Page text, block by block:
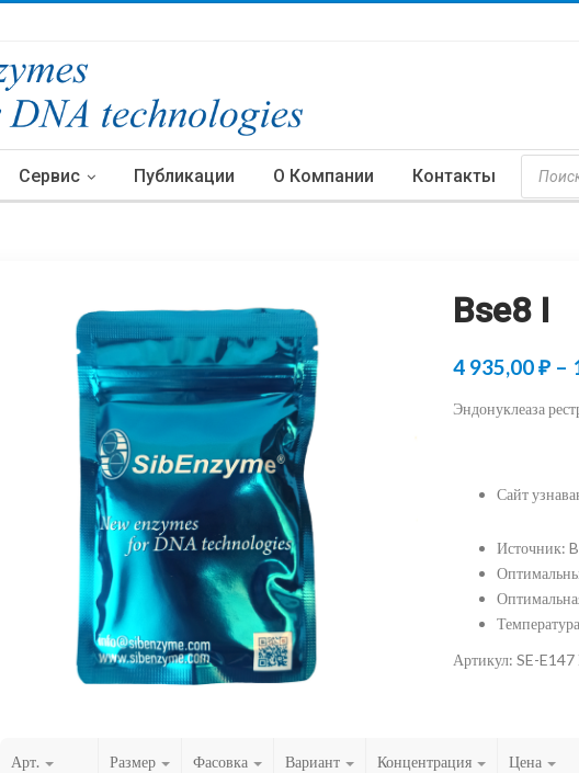
Сервис Публикации О Компании Контакты
Поиск
Bse8 I
4 935,00₽ –
Эндонуклеаза
Сайт
Источник:
Артикул:SE-E147
Арт. Размер Фасовка Вариант Концентрация Цена